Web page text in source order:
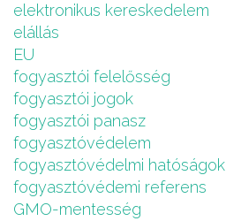
elektronikus kereskedelem
elállás
EU
fogyasztói felelősség
fogyasztói jogok
fogyasztói panasz
fogyasztóvédelem
fogyasztóvédelmi hatóságok
fogyasztóvédemi referens
GMO-mentesség